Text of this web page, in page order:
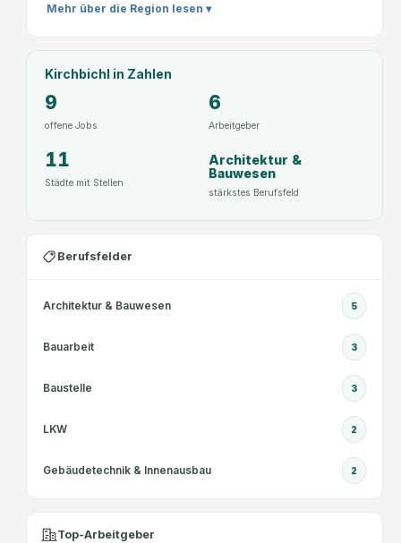
Mehr über die Region lesen ▾
Kirchbichl in Zahlen
9
offene Jobs
6
Arbeitgeber
11
Städte mit Stellen
Architektur &
Bauwesen
stärkstes Berufsfeld
Berufsfelder
Architektur & Bauwesen 5
Bauarbeit 3
Baustelle 3
LKW 2
Gebäudetechnik & Innenausbau 2
Top-Arbeitgeber